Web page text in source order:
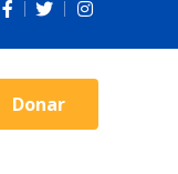
Donar